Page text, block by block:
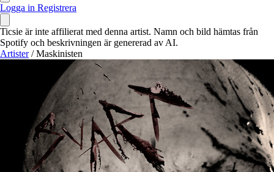
Logga in Registrera
Ticsie är inte affilierat med denna artist. Namn och bild hämtas från
Spotify och beskrivningen är genererad av AI.
Artister / Maskinisten